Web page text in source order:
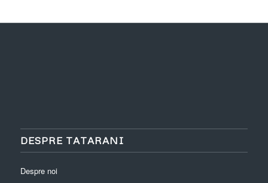
DESPRE TATARANI
Despre noi